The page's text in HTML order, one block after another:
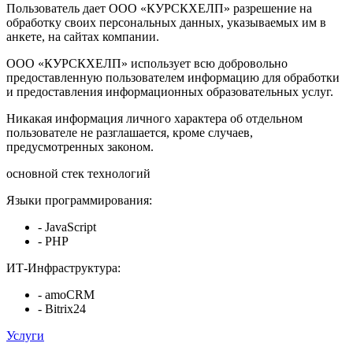
Пользователь дает ООО «КУРСКХЕЛП» разрешение на
обработку своих персональных данных, указываемых им в
анкете, на сайтах компании.
ООО «КУРСКХЕЛП» использует всю добровольно
предоставленную пользователем информацию для обработки
и предоставления информационных образовательных услуг.
Никакая информация личного характера об отдельном
пользователе не разглашается, кроме случаев,
предусмотренных законом.
основной стек технологий
Языки программирования:
- JavaScript
- PHP
ИТ-Инфраструктура:
- amoCRM
- Bitrix24
Услуги